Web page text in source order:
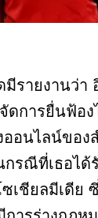
มีรายงานว่า
ดการยื่นฟ้อ
อนไลน์ของ
กรณีที่เธอได้
เชียลมีเดีย